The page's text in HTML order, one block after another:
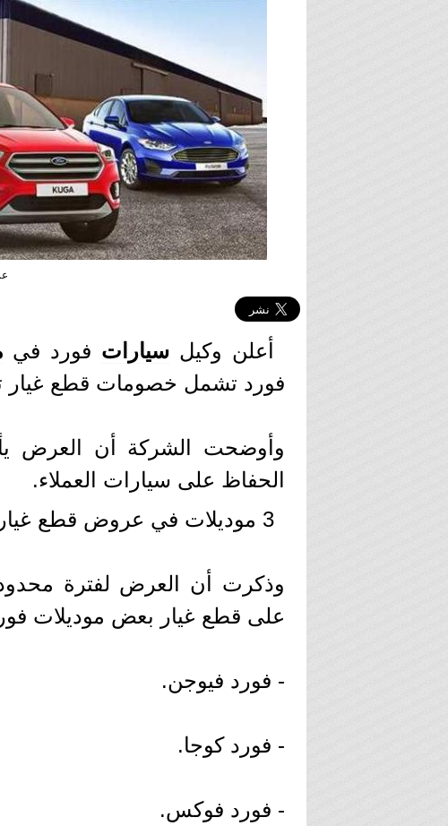
أعلن وكيل سيارات فورد في
فورد تشمل خصومات قطع غيار
وأوضحت الشركة أن العرض
الحفاظ على سيارات العملاء.
3 موديلات في عروض قطع غيار فورد
على قطع غيار بعض موديلات
- فورد فيوجن.
- فورد كوجا.
- فورد فوكس.